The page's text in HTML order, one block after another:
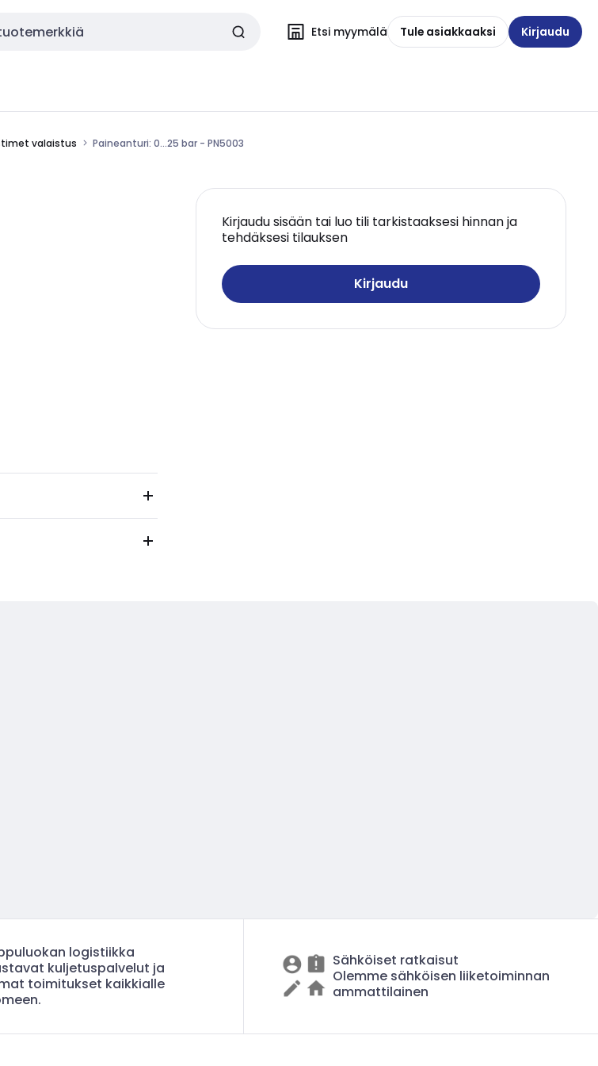
Etsi myymälä Tule asiakkaaksi Kirjaudu
valaistus Paineanturi: 0...25 bar - PN5003
Kirjaudu sisään tai luo tili tarkistaaksesi hinnan ja
tehdäksesi tilauksen
Kirjaudu
logistiikka
kuljetuspalvelut ja
toimitukset kaikkialle
Sähköiset ratkaisut
Olemme sähköisen liiketoiminnan
ammattilainen